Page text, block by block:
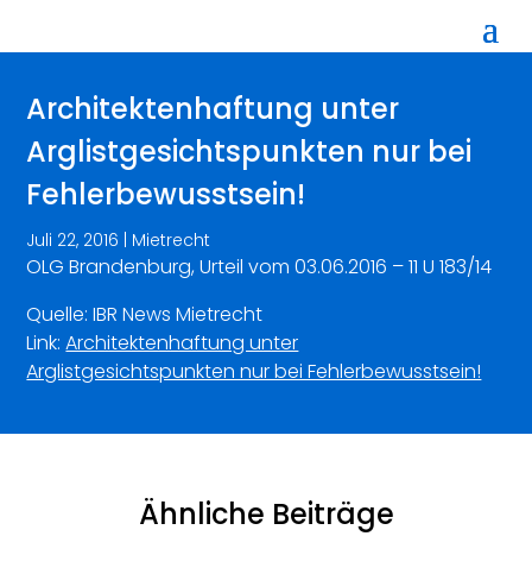
Architektenhaftung unter
Arglistgesichtspunkten nur bei
Fehlerbewusstsein!
Juli 22, 2016 Mietrecht
OLG Brandenburg, Urteil vom 03.06.2016 – 11 U 183/14
Quelle: IBR News Mietrecht
Link:Architektenhaftung unter
Arglistgesichtspunkten nur bei Fehlerbewusstsein!
Ähnliche Beiträge